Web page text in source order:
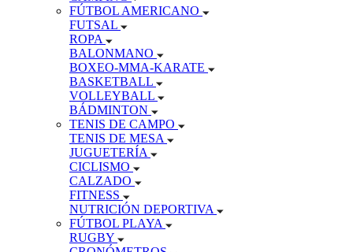
FÚTBOL AMERICANO
FUTSAL
ROPA
BALONMANO
BOXEO-MMA-KARATE
BASKETBALL
VOLLEYBALL
BÁDMINTON
TENIS DE CAMPO
TENIS DE MESA
JUGUETERÍA
CICLISMO
CALZADO
FITNESS
NUTRICIÓN DEPORTIVA
FÚTBOL PLAYA
RUGBY